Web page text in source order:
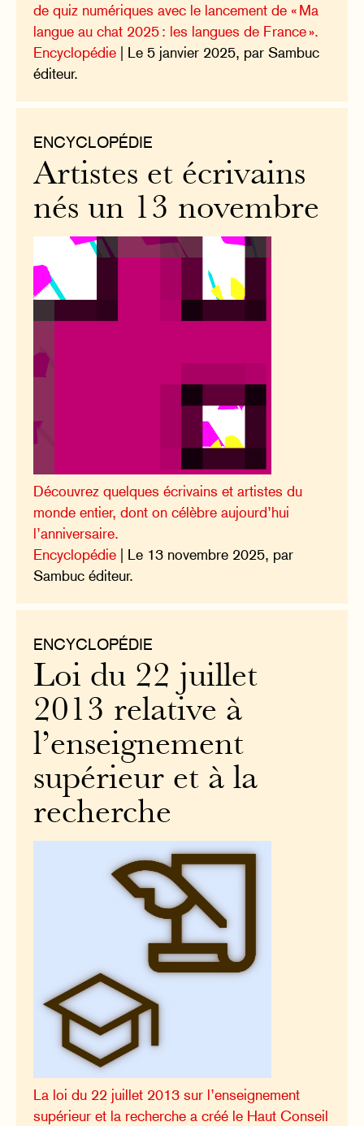
de quiz numériques avec le lancement de « Ma
langue au chat 2025 : les langues de France ».
Encyclopédie | Le 5 janvier 2025, par Sambuc
éditeur.
ENCYCLOPÉDIE
Artistes et écrivains
nés un 13 novembre
Découvrez quelques écrivains et artistes du
monde entier, dont on célèbre aujourd’hui
l’anniversaire.
Encyclopédie | Le 13 novembre 2025, par
Sambuc éditeur.
ENCYCLOPÉDIE
Loi du 22 juillet
2013 relative à
l’enseignement
supérieur et à la
recherche
La loi du 22 juillet 2013 sur l’enseignement
supérieur et la recherche a créé le Haut Conseil